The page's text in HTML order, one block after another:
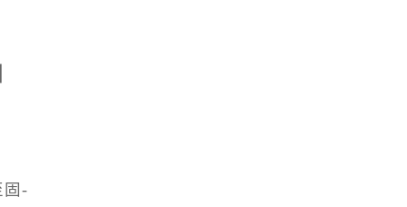
固-